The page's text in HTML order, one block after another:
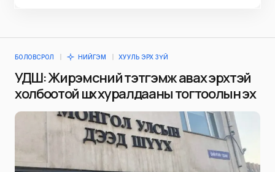
БОЛОВСРОЛ НИЙГЭМ ХУУЛЬ ЭРХ ЗҮЙ
УДШ: Жирэмсний тэтгэмж авах эрхтэй
холбоотой шүүх хуралдааны тогтоолын эх